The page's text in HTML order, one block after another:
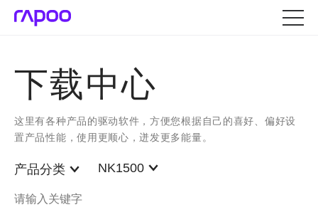
下载中心
这里有各种产品的驱动软件，方便您根据自己的喜好、偏好设
置产品性能，使用更顺心，迸发更多能量。
产品分类 NK1500